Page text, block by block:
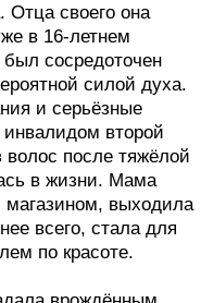
Отца своего она
в 16-летнем
сосредоточен
силой духа.
и серьёзные
второй
волос после тяжёлой
в жизни. Мама
магазином, выходила
всего, стала для
по красоте.